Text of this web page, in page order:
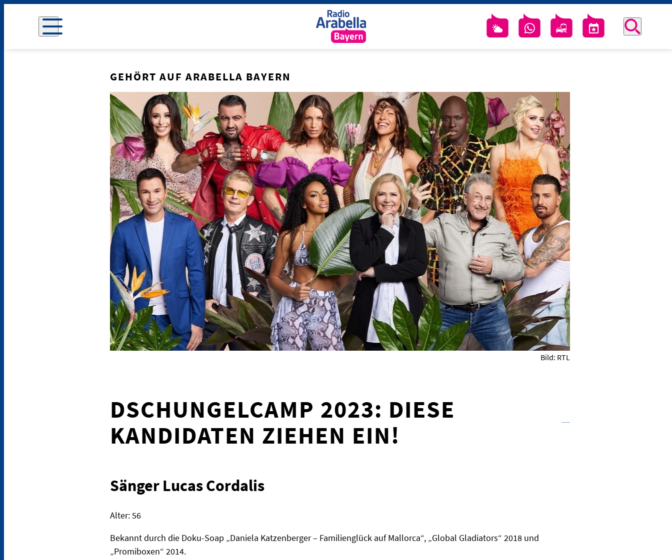
GEHÖRT AUF ARABELLA BAYERN
Bild: RTL
DSCHUNGELCAMP 2023: DIESE
KANDIDATEN ZIEHEN EIN!
Sänger Lucas Cordalis
Alter: 56
Bekannt durch die Doku-Soap „Daniela Katzenberger – Familienglück auf Mallorca“, „Global Gladiators“ 2018 und
„Promiboxen“ 2014.